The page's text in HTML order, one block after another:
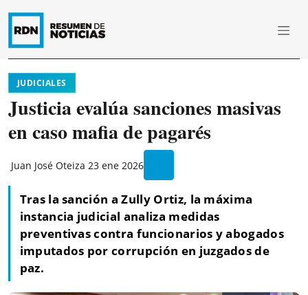
JUDICIALES
Justicia evalúa sanciones masivas
en caso mafia de pagarés
Juan José Oteiza 23 ene 2026
Tras la sanción a Zully Ortiz, la máxima
instancia judicial analiza medidas
preventivas contra funcionarios y abogados
imputados por corrupción en juzgados de
paz.